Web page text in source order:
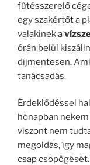
fűtésszerelő
egy szakértőt a
valakinek a
órán belül
díjmentesen.
tanácsadás.
Érdeklődéssel
hónapban
viszont nem
megoldás, így
csap